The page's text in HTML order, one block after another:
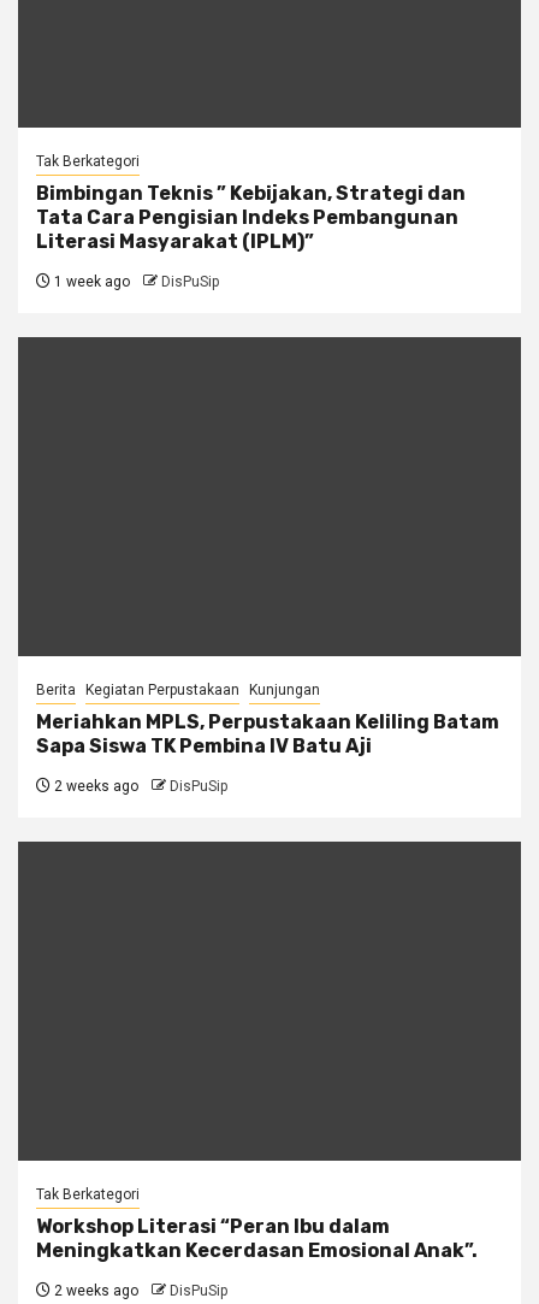
Tak Berkategori
Bimbingan Teknis ” Kebijakan, Strategi dan
Tata Cara Pengisian Indeks Pembangunan
Literasi Masyarakat (IPLM)”
1 week ago DisPuSip
Berita Kegiatan Perpustakaan Kunjungan
Meriahkan MPLS, Perpustakaan Keliling Batam
Sapa Siswa TK Pembina IV Batu Aji
2 weeks ago DisPuSip
Tak Berkategori
Workshop Literasi “Peran Ibu dalam
Meningkatkan Kecerdasan Emosional Anak”.
2 weeks ago DisPuSip